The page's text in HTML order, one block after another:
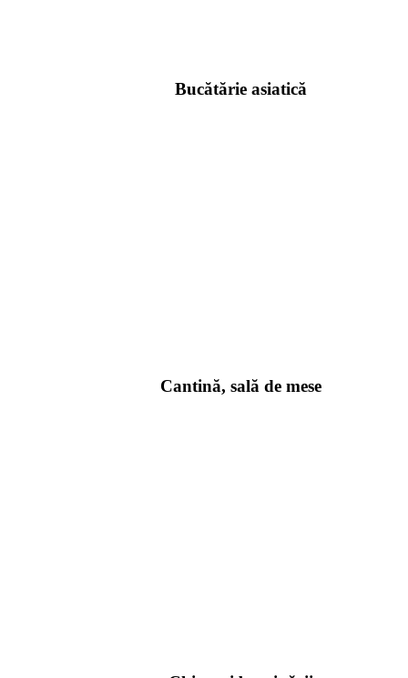
Bucătărie asiatică
Cantină, sală de mese